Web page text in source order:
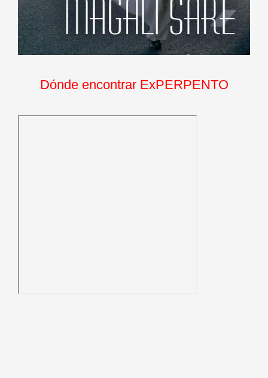
Dónde encontrar ExPERPENTO